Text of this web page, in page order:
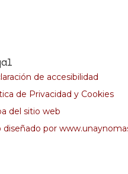
de accesibilidad
de Privacidad y Cookies
del sitio web
diseñado por